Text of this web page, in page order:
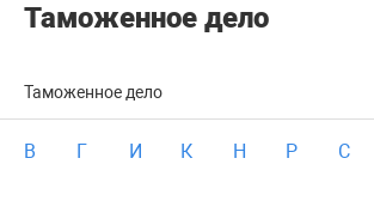
Таможенное дело
Таможенное дело
В Г И К Н Р С